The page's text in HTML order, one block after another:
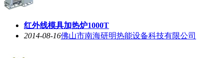
红外线模具加热炉1000T
2014-08-16佛山市南海研明热能设备科技有限公司